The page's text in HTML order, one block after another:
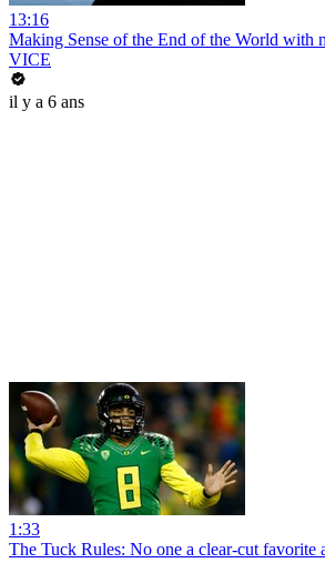
13:16
Making Sense of the End of the World with
VICE
il y a 6 ans
1:33
The Tuck Rules: No one a clear-cut favorite